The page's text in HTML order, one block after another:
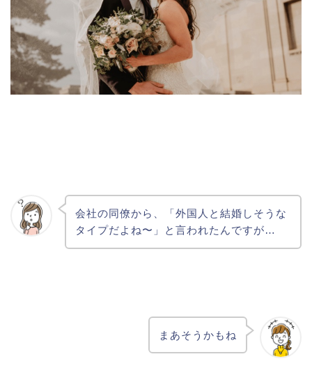
会社の同僚から、「外国人と結婚しそうな
タイプだよね〜」と言われたんですが…
まあそうかもね